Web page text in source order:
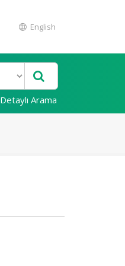
English
Detaylı Arama